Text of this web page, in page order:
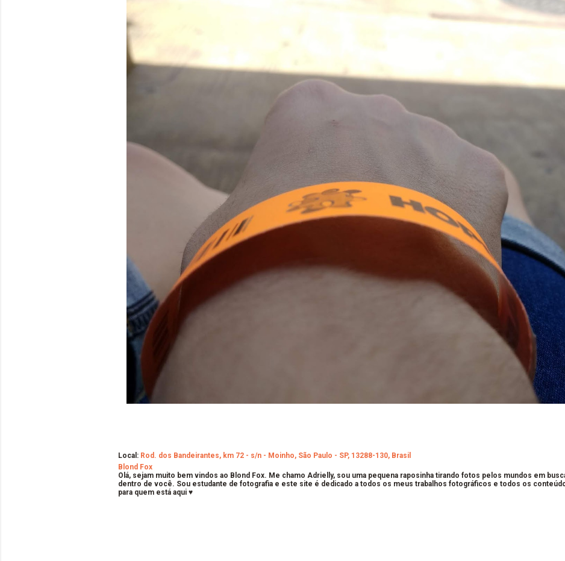
Local: Rod. dos Bandeirantes, km 72 - s/n - Moinho, São Paulo - SP, 13288-130, Brasil
Blond Fox
Olá, sejam muito bem vindos ao Blond Fox. Me chamo Adrielly, sou uma pequena raposinha tirando fotos pelos mundos em
dentro de você. Sou estudante de fotografia e este site é dedicado a todos os meus trabalhos fotográficos e todos os
para quem está aqui ♥